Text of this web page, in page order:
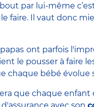
par lui-même
faire. Il vaut donc
ont parfois
le pousser à faire
chaque bébé
que chaque
avec son